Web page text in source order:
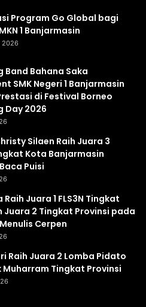
Program Go Global bagi
1 Banjarmasin
2026
Band Bahana Saka
SMK Negeri 1 Banjarmasin
di Festival Borneo
Day 2026
Silaen Raih Juara 3
Kota Banjarmasin
Puisi
Juara 1 FLS3N Tingkat
Juara 2 Tingkat Provinsi pada
Cerpen
Raih Juara 2 Lomba Pidato
Muharram Tingkat Provinsi